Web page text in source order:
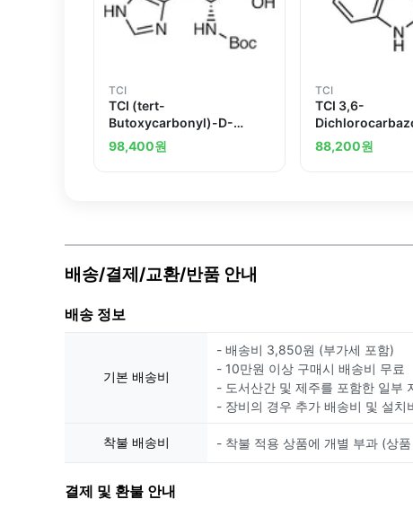
TCI
TCI (tert-
Butoxycarbonyl)-D-
histidine
98,400원
TCI
TCI 3,6-
88,200원
배송/결제/교환/반품 안내
배송 정보
기본 배송비
- 배송비 3,850원 (부가세 포함)
- 10만원 이상 구매시 배송비 무료
- 도서산간 및 제주를 포함한 일부
- 장비의 경우 추가 배송비 및 설치
착불 배송비 - 착불 적용 상품에 개별 부과 (상
결제 및 환불 안내